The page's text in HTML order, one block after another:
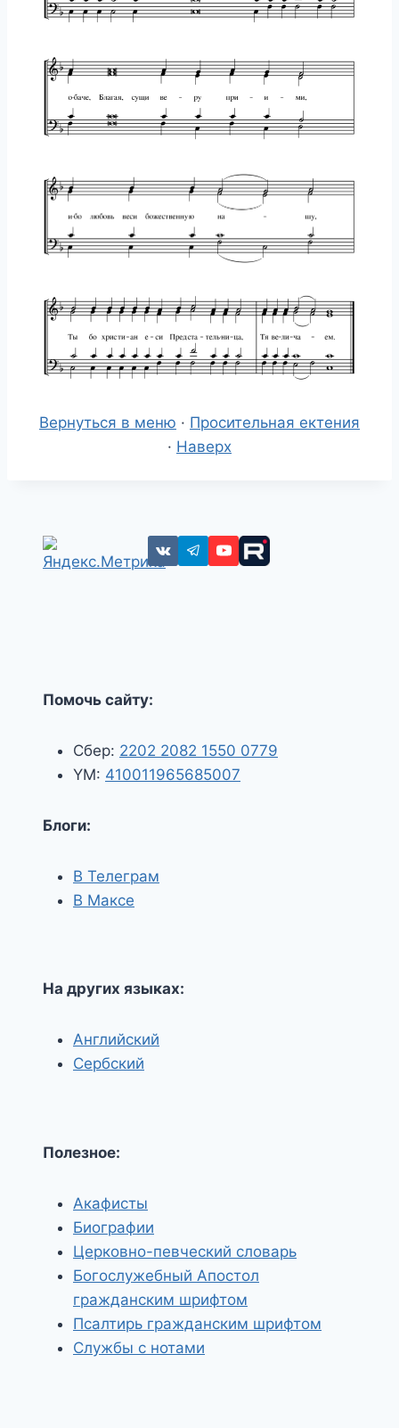
Вернуться в меню · Просительная ектения
· Наверх
Помочь сайту:
Сбер: 2202 2082 1550 0779
YM: 410011965685007
Блоги:
В Телеграм
В Максе
На других языках:
Английский
Сербский
Полезное:
Акафисты
Биографии
Церковно-певческий словарь
Богослужебный Апостол
гражданским шрифтом
Псалтирь гражданским шрифтом
Службы с нотами